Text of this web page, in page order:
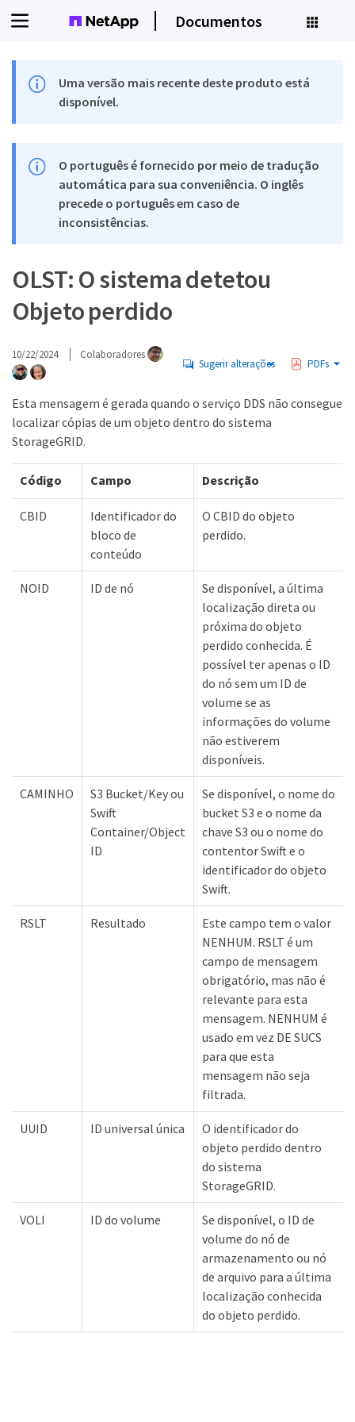
Documentos
Uma versão mais recente deste produto está
disponível.
O português é fornecido por meio de tradução
automática para sua conveniência. O inglês
precede o português em caso de
inconsistências.
OLST: O sistema detetou
Objeto perdido
10/22/2024 Colaboradores
Sugerir alterações PDFs
Esta mensagem é gerada quando o serviço DDS não consegue
localizar cópias de um objeto dentro do sistema
StorageGRID.
Código Campo Descrição
CBID
Identificador do
bloco de
conteúdo
O CBID do objeto
perdido.
NOID ID de nó
Se disponível, a última
localização direta ou
próxima do objeto
perdido conhecida. É
possível ter apenas o ID
do nó sem um ID de
volume se as
informações do volume
não estiverem
disponíveis.
CAMINHO
S3 Bucket/Key ou
Swift
Container/Object
ID
Se disponível, o nome do
bucket S3 e o nome da
chave S3 ou o nome do
contentor Swift e o
identificador do objeto
Swift.
RSLT Resultado
Este campo tem o valor
NENHUM. RSLT é um
campo de mensagem
obrigatório, mas não é
relevante para esta
mensagem. NENHUM é
usado em vez DE SUCS
para que esta
mensagem não seja
filtrada.
UUID ID universal única
O identificador do
objeto perdido dentro
do sistema
StorageGRID.
VOLI ID do volume
Se disponível, o ID de
volume do nó de
armazenamento ou nó
de arquivo para a última
localização conhecida
do objeto perdido.